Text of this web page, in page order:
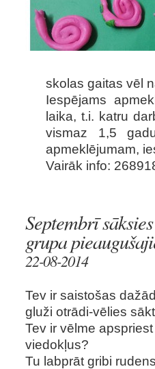
skolas gaitas vēl
Iespējams
laika, t.i. katru
vismaz 1,5
apmeklējumam,
Vairāk info:
Septembrī
grupa
22-08-2014
Tev ir saistošas
gluži otrādi-vēlies
Tev ir vēlme
viedokļus?
Tu labprāt gribi